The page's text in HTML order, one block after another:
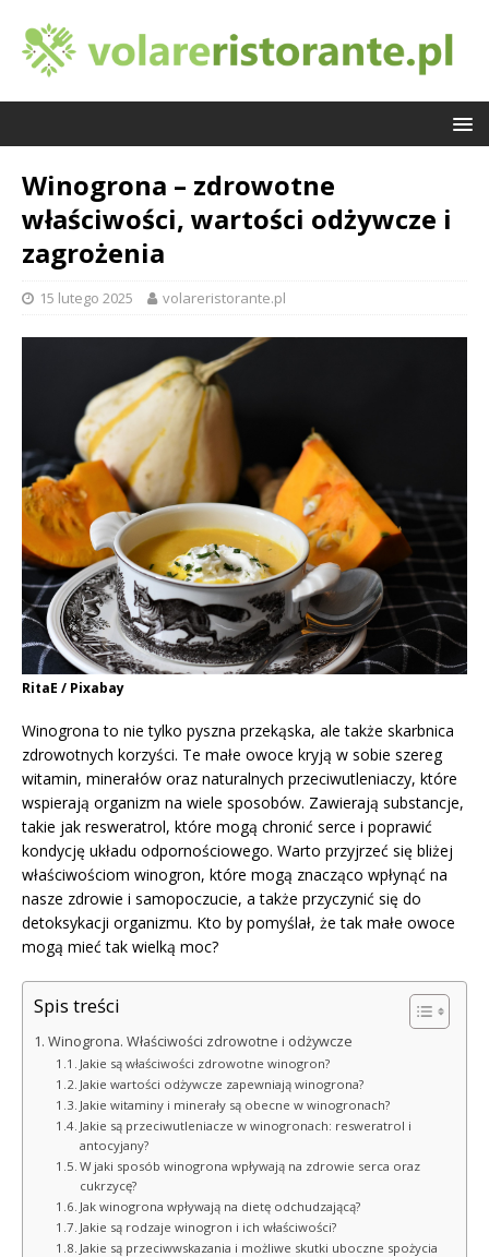
Winogrona – zdrowotne
właściwości, wartości odżywcze i
zagrożenia
15 lutego 2025 volareristorante.pl
RitaE / Pixabay
Winogrona to nie tylko pyszna przekąska, ale także skarbnica
zdrowotnych korzyści. Te małe owoce kryją w sobie szereg
witamin, minerałów oraz naturalnych przeciwutleniaczy, które
wspierają organizm na wiele sposobów. Zawierają substancje,
takie jak resweratrol, które mogą chronić serce i poprawić
kondycję układu odpornościowego. Warto przyjrzeć się bliżej
właściwościom winogron, które mogą znacząco wpłynąć na
nasze zdrowie i samopoczucie, a także przyczynić się do
detoksykacji organizmu. Kto by pomyślał, że tak małe owoce
mogą mieć tak wielką moc?
Spis treści
Winogrona. Właściwości zdrowotne i odżywcze
Jakie są właściwości zdrowotne winogron?
Jakie wartości odżywcze zapewniają winogrona?
Jakie witaminy i minerały są obecne w winogronach?
Jakie są przeciwutleniacze w winogronach: resweratrol i
antocyjany?
W jaki sposób winogrona wpływają na zdrowie serca oraz
cukrzycę?
Jak winogrona wpływają na dietę odchudzającą?
Jakie są rodzaje winogron i ich właściwości?
Jakie są przeciwwskazania i możliwe skutki uboczne spożycia